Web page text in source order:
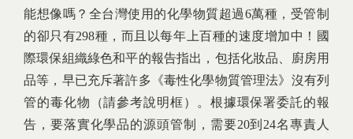
您在這裡
您在這裡
能想像嗎？全台灣使用的化學物質超過6萬種，受管制
的卻只有298種，而且以每年上百種的速度增加中！國
際環保組織綠色和平的報告指出，包括化妝品、廚房用
品等，早已充斥著許多《毒性化學物質管理法》沒有列
管的毒化物（請參考說明框）。根據環保署委託的報
告，要落實化學品的源頭管制，需要20到24名專責人